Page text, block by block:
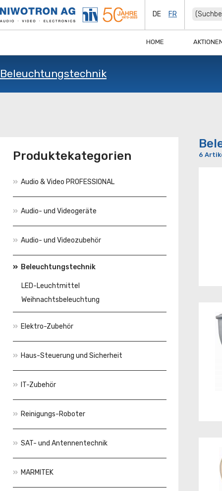
DE FR
HOME
Beleuchtungstechnik
Produktekategorien
Audio & Video PROFESSIONAL
Audio- und Videogeräte
Audio- und Videozubehör
Beleuchtungstechnik
LED-Leuchtmittel
Weihnachtsbeleuchtung
Elektro-Zubehör
Haus-Steuerung und Sicherheit
IT-Zubehör
Reinigungs-Roboter
SAT- und Antennentechnik
MARMITEK
6